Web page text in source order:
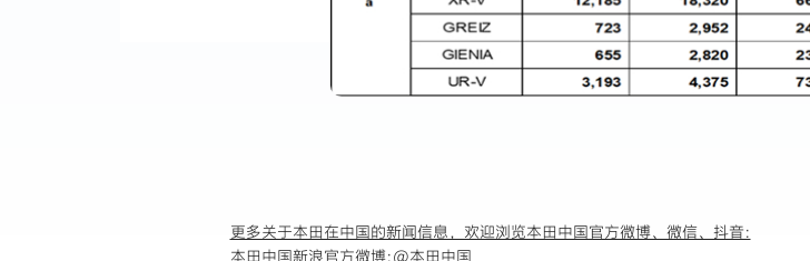
更多关于本田在中国的新闻信息，欢迎浏览本田中国官方微博、微信、抖音:
本田中国新浪官方微博:@本田中国